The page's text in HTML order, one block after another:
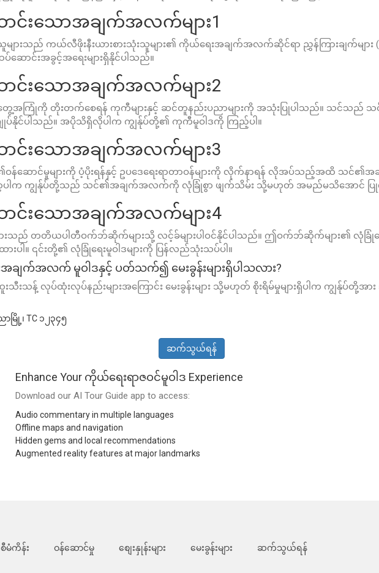
င်းသောအချက်အလက်များ1
ားသည် ကယ်လီဖိုးနီးယားစားသုံးသူများ၏ ကိုယ်ရေးအချက်အလက်ဆိုင်ရာ ညွှန်ကြားချက်များ
ဆောင်းအခွင့်အရေးများရှိနိုင်ပါသည်။
င်းသောအချက်အလက်များ2
ကြုံကို တိုးတက်စေရန် ကုကီများနှင့် ဆင်တူနည်းပညာများကို အသုံးပြုပါသည်။ သင်သည်
ချုပ်နိုင်ပါသည်။ အပိုသိရှိလိုပါက ကျွန်ုပ်တို့၏ ကုကီမူဝါဒကို ကြည့်ပါ။
င်းသောအချက်အလက်များ3
ဆောင်မှုများကို ပံ့ပိုးရန်နှင့် ဥပဒေရေးရာတာဝန်များကို လိုက်နာရန် လိုအပ်သည့်အထိ သင်
ပါက ကျွန်ုပ်တို့သည် သင်၏အချက်အလက်ကို လုံခြုံစွာ ဖျက်သိမ်း သို့မဟုတ် အမည်မသိအောင် ပ
င်းသောအချက်အလက်များ4
ားသည် တတိယပါတီဝက်ဘ်ဆိုက်များသို့ လင့်ခ်များပါဝင်နိုင်ပါသည်။ ဤဝက်ဘ်ဆိုက်များ၏ လုံခြုံ
ပါ။ ၎င်းတို့၏ လုံခြုံရေးမူဝါဒများကို ပြန်လည်သုံးသပ်ပါ။
ျက်အလက် မူဝါဒနှင့် ပတ်သက်၍ မေးခွန်းများရှိပါသလား?
သန့် လုပ်ထုံးလုပ်နည်းများအကြောင်း မေးခွန်းများ သို့မဟုတ် စိုးရိမ်မှုများရှိပါက ကျွန်ုပ်တို့အ
မြို့၊ TC ၁၂၃၄၅
ဆက်သွယ်ရန်
Enhance Your ကိုယ်ရေးရာဇဝင်မူဝါဒ Experience
Download our AI Tour Guide app to access:
Audio commentary in multiple languages
Offline maps and navigation
Hidden gems and local recommendations
Augmented reality features at major landmarks
စီမံကိန်း ဝန်ဆောင်မှု စျေးနှုန်းများ မေးခွန်းများ ဆက်သွယ်ရန်